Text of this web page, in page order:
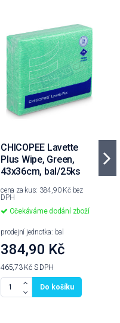
CHICOPEE Lavette
Plus Wipe, Green,
43x36cm, bal/25ks
cena za kus: 384,90 Kč bez
DPH
Očekáváme dodání zboží
prodejní jednotka: bal
384,90 Kč
465,73 Kč S DPH
Do košíku